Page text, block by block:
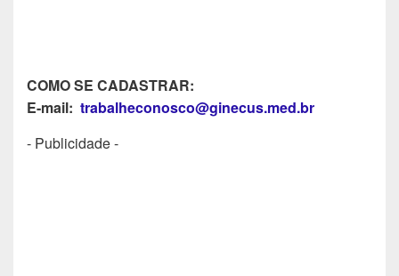
COMO SE CADASTRAR:
E-mail: trabalheconosco@ginecus.med.br
- Publicidade -